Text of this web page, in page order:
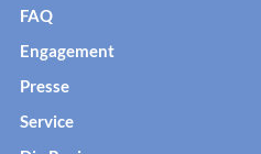
FAQ
Engagement
Presse
Service